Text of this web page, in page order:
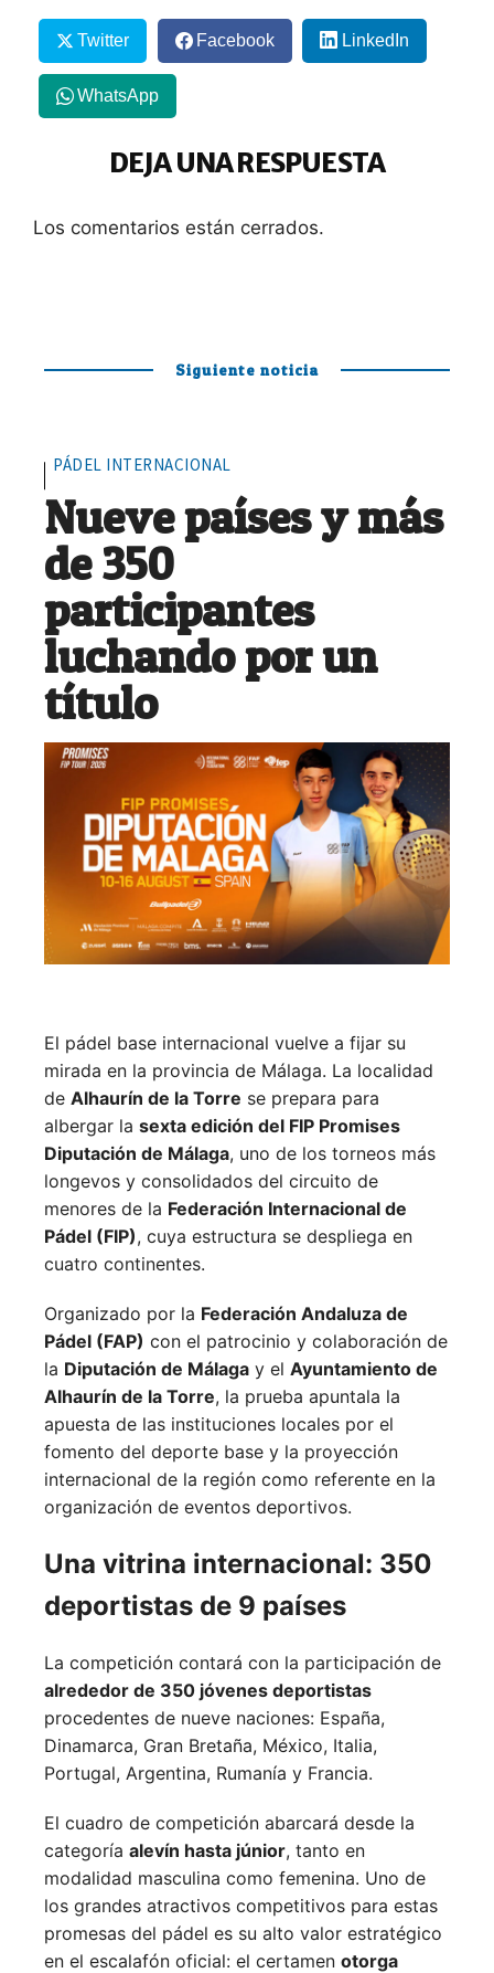
Twitter Facebook LinkedIn
WhatsApp
DEJA UNA RESPUESTA
Los comentarios están cerrados.
Siguiente noticia
PÁDEL INTERNACIONAL
Nueve países y más
de 350
participantes
luchando por un
título
El pádel base internacional vuelve a fijar su
mirada en la provincia de Málaga. La localidad
de Alhaurín de la Torre se prepara para
albergar la sexta edición del FIP Promises
Diputación de Málaga, uno de los torneos más
longevos y consolidados del circuito de
menores de la Federación Internacional de
Pádel (FIP), cuya estructura se despliega en
cuatro continentes.
Organizado por la Federación Andaluza de
Pádel (FAP) con el patrocinio y colaboración de
la Diputación de Málaga y el Ayuntamiento de
Alhaurín de la Torre, la prueba apuntala la
apuesta de las instituciones locales por el
fomento del deporte base y la proyección
internacional de la región como referente en la
organización de eventos deportivos.
Una vitrina internacional: 350
deportistas de 9 países
La competición contará con la participación de
alrededor de 350 jóvenes deportistas
procedentes de nueve naciones: España,
Dinamarca, Gran Bretaña, México, Italia,
Portugal, Argentina, Rumanía y Francia.
El cuadro de competición abarcará desde la
categoría alevín hasta júnior, tanto en
modalidad masculina como femenina. Uno de
los grandes atractivos competitivos para estas
promesas del pádel es su alto valor estratégico
en el escalafón oficial: el certamen otorga